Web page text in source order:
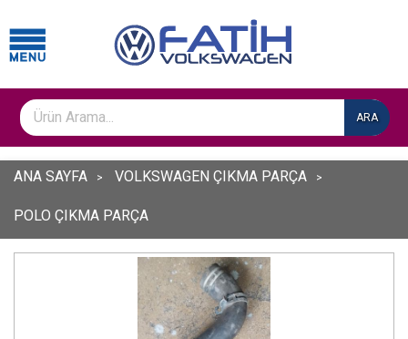
ARA
ANA SAYFA VOLKSWAGEN ÇIKMA PARÇA
POLO ÇIKMA PARÇA